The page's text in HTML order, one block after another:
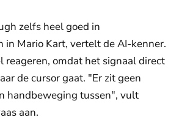
zelfs heel goed in
in Mario Kart, vertelt de AI-kenner.
reageren, omdat het signaal direct
de cursor gaat. "Er zit geen
handbeweging tussen", vult
aan.